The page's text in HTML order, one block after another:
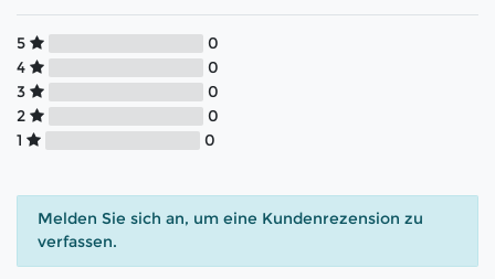
5
0
4
0
3
0
2
0
1
0
Melden Sie sich an, um eine Kundenrezension zu
verfassen.